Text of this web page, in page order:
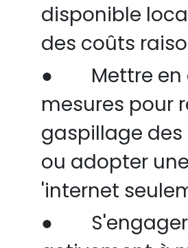
disponible
des coûts
●
Mettre
mesures pour
gaspillage
ou adopter
'internet
●
S'engager